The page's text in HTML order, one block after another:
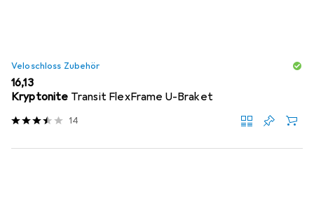
Veloschloss Zubehör
EUR
16,13
Kryptonite Transit FlexFrame U-Braket
14